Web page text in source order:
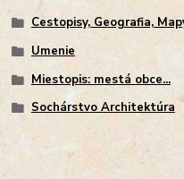
Cestopisy, Geografia,
Umenie
Miestopis: mestá obce...
Sochárstvo Architektúra